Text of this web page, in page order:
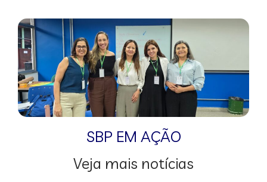
SBP EM AÇÃO
Veja mais notícias